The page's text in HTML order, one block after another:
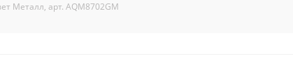
Металл, арт. AQM8702GM